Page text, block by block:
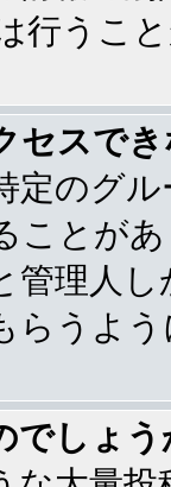
行うこ
セスで
定のグ
ことが
管理人
らうよ
でしょう